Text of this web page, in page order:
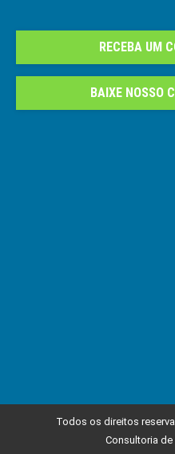
RECEBA UM
BAIXE NOSSO
Todos os direitos
Consultoria de